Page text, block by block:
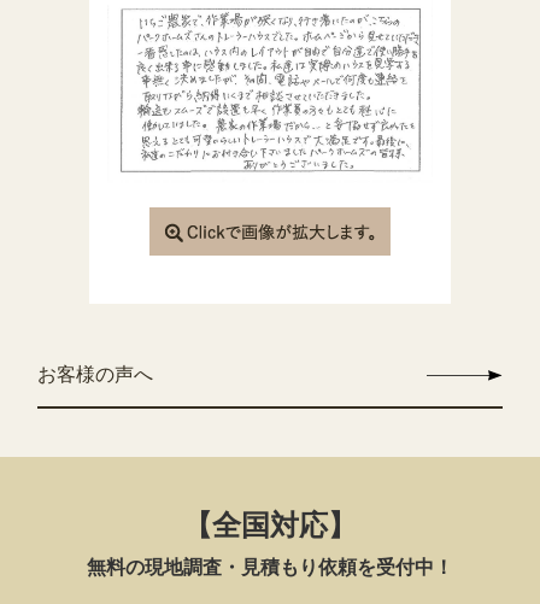
お客様の声へ
【全国対応】
無料の現地調査・見積もり依頼を受付中！